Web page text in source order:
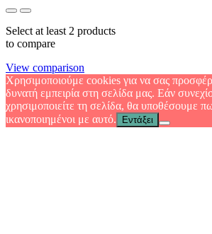
Select at least 2 products
to compare
View comparison
Χρησιμοποιούμε cookies για να σας
δυνατή εμπειρία στη σελίδα μας. Εάν
χρησιμοποιείτε τη σελίδα, θα υποθέσουμε
ικανοποιημένοι με αυτό.
Εντάξει